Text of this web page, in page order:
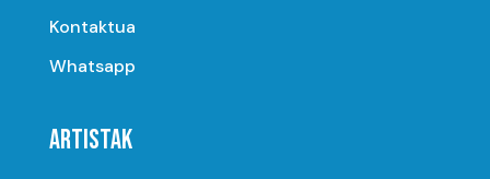
Kontaktua
Whatsapp
ARTISTAK